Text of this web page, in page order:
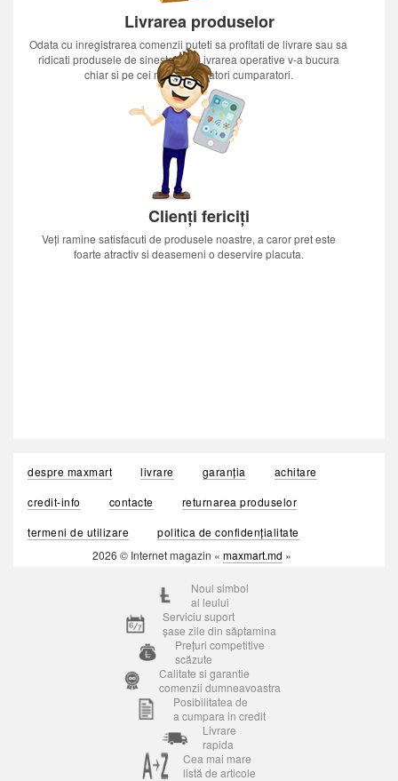
Livrarea produselor
Odata cu inregistrarea comenzii puteti sa profitati de livrare sau sa
ridicati produsele de sinestatator.Livrarea operative v-a bucura
chiar si pe cei mai nerabdatori cumparatori.
Clienți fericiți
Veți ramine satisfacuti de produsele noastre, a caror pret este
foarte atractiv si deasemeni o deservire placuta.
despre maxmart livrare garanția
achitare
credit-info
contacte
returnarea produselor
termeni de utilizare
politica de confidențialitate
2026 © Internet magazin « maxmart.md »
Noul simbol
al leului
Serviciu suport
șase zile din săptamina
Prețuri competitive
scăzute
Calitate si garantie
comenzii dumneavoastra
Posibilitatea de
a cumpara in credit
Livrare
rapida
Cea mai mare
listă de articole